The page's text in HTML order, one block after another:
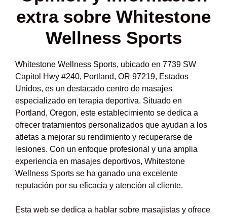
extra sobre Whitestone
Wellness Sports
Whitestone Wellness Sports, ubicado en 7739 SW
Capitol Hwy #240, Portland, OR 97219, Estados
Unidos, es un destacado centro de masajes
especializado en terapia deportiva. Situado en
Portland, Oregon, este establecimiento se dedica a
ofrecer tratamientos personalizados que ayudan a los
atletas a mejorar su rendimiento y recuperarse de
lesiones. Con un enfoque profesional y una amplia
experiencia en masajes deportivos, Whitestone
Wellness Sports se ha ganado una excelente
reputación por su eficacia y atención al cliente.
Esta web se dedica a hablar sobre masajistas y ofrece